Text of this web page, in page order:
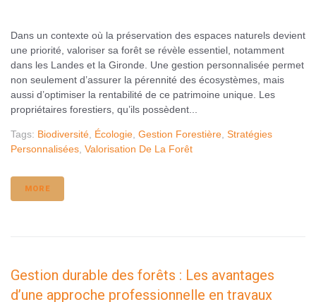
Dans un contexte où la préservation des espaces naturels devient
une priorité, valoriser sa forêt se révèle essentiel, notamment
dans les Landes et la Gironde. Une gestion personnalisée permet
non seulement d’assurer la pérennité des écosystèmes, mais
aussi d’optimiser la rentabilité de ce patrimoine unique. Les
propriétaires forestiers, qu’ils possèdent...
Tags: Biodiversité Écologie Gestion Forestière Stratégies
Personnalisées Valorisation De La Forêt
MORE
Gestion durable des forêts : Les avantages
d’une approche professionnelle en travaux